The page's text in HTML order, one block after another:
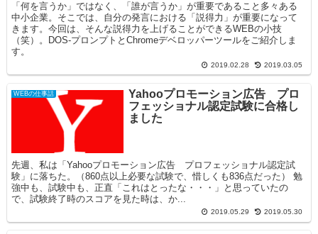
「何を言うか」ではなく、「誰が言うか」が重要であること多々ある
中小企業。そこでは、自分の発言における「説得力」が重要になって
きます。今回は、そんな説得力を上げることができるWEBの小技
（笑）。DOS-プロンプトとChromeデベロッパーツールをご紹介しま
す。
2019.02.28 2019.03.05
WEBの仕事話
Yahooプロモーション広告 プロ
フェッショナル認定試験に合格し
ました
先週、私は「Yahooプロモーション広告 プロフェッショナル認定試
験」に落ちた。（860点以上必要な試験で、惜しくも836点だった） 勉
強中も、試験中も、正直「これはとったな・・・」と思っていたの
で、試験終了時のスコアを見た時は、か...
2019.05.29 2019.05.30